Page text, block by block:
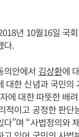
년 10월16일 국
다.
의안에서 김상환에
대한 신념과 국민의
에 대한 따뜻한 배
적이고 공정한 판단
다”며 “사법정의와